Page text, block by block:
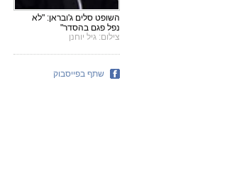
השופט סלים ג'ובראן: "לא
נפל פגם בהסדר"
צילום: גיל יוחנן
שתף בפייסבוק